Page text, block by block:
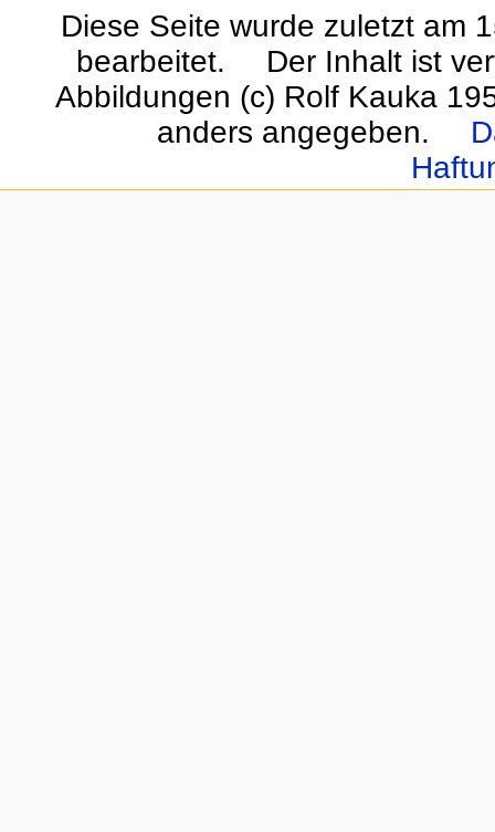
Diese Seite wurde zuletzt am
bearbeitet.
Der Inhalt ist
Abbildungen (c) Rolf Kauka
anders angegeben.